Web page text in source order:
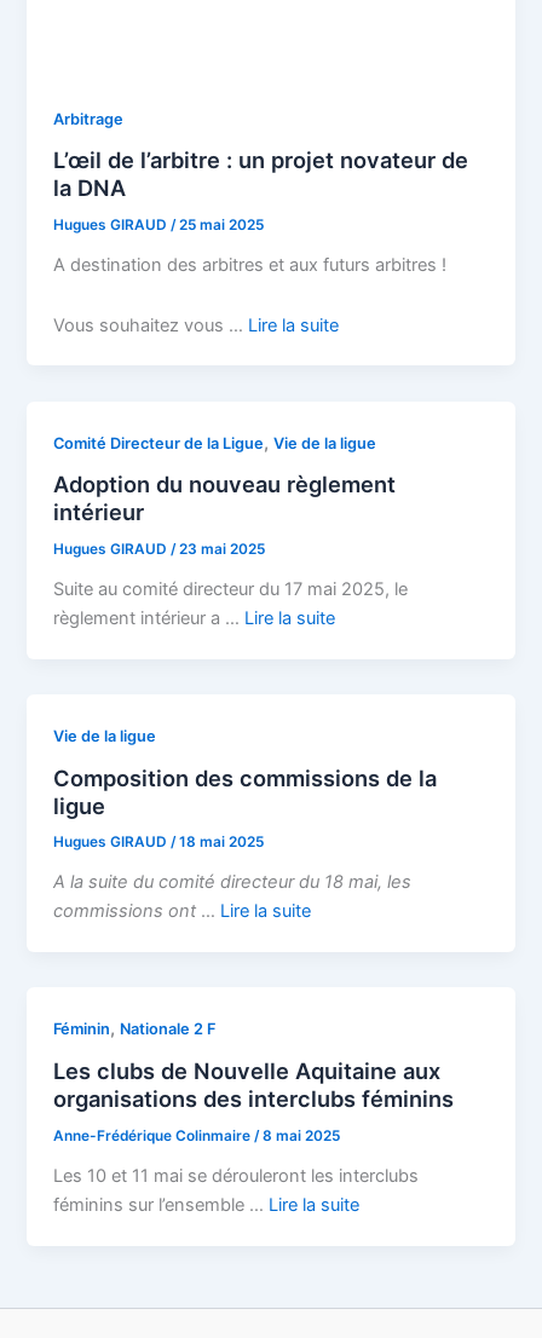
Arbitrage
L’œil de l’arbitre : un projet novateur de
la DNA
Hugues GIRAUD/25 mai 2025
A destination des arbitres et aux futurs arbitres !
Vous souhaitez vous … Lire la suite
Comité Directeur de la Ligue,Vie de la ligue
Adoption du nouveau règlement
intérieur
Hugues GIRAUD/23 mai 2025
Suite au comité directeur du 17 mai 2025, le
règlement intérieur a … Lire la suite
Vie de la ligue
Composition des commissions de la
ligue
Hugues GIRAUD/18 mai 2025
A la suite du comité directeur du 18 mai, les
commissions ont … Lire la suite
Féminin, Nationale 2 F
Les clubs de Nouvelle Aquitaine aux
organisations des interclubs féminins
Anne-Frédérique Colinmaire/8 mai 2025
Les 10 et 11 mai se dérouleront les interclubs
féminins sur l’ensemble … Lire la suite